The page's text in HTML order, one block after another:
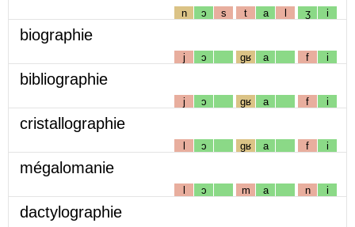
n ɔ s t a l ʒ i
biographie
j ɔ gʁ a f i
bibliographie
j ɔ gʁ a f i
cristallographie
l ɔ gʁ a f i
mégalomanie
l ɔ m a n i
dactylographie